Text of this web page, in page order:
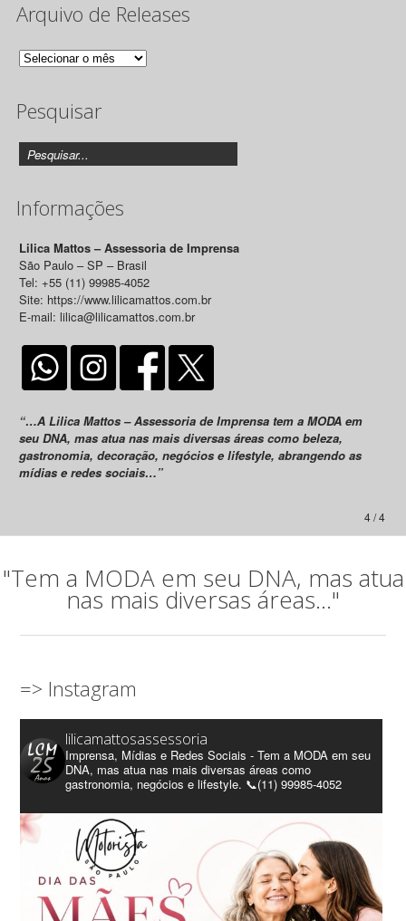
Arquivo de Releases
Arquivo
Releases
Pesquisar
Informações
Lilica Mattos – Assessoria de Imprensa
São Paulo – SP – Brasil
Tel: +55 (11) 99985-4052
Site: https://www.lilicamattos.com.br
E-mail: lilica@lilicamattos.com.br
“…A Lilica Mattos – Assessoria de Imprensa tem a MODA em
seu DNA, mas atua nas mais diversas áreas como beleza,
gastronomia, decoração, negócios e lifestyle, abrangendo as
mídias e redes sociais…”
4 / 4
"Tem a MODA em seu DNA, mas atua
nas mais diversas áreas..."
=> Instagram
lilicamattosassessoria
Imprensa, Mídias e Redes Sociais - Tem a MODA em seu
DNA, mas atua nas mais diversas áreas como
gastronomia, negócios e lifestyle. 📞(11) 99985-4052